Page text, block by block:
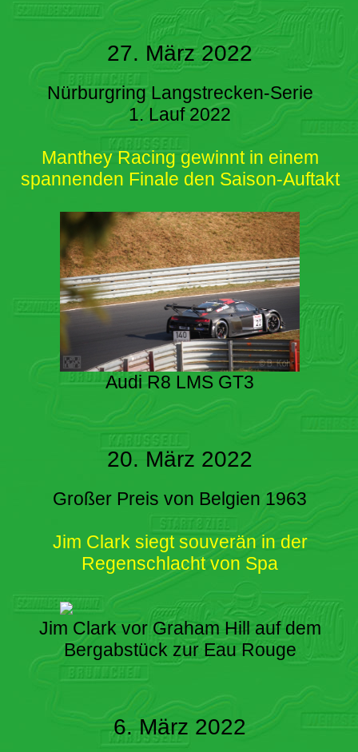
27. März 2022
Nürburgring Langstrecken-Serie
1. Lauf 2022
Manthey Racing gewinnt in einem
spannenden Finale den Saison-Auftakt
Audi R8 LMS GT3
20. März 2022
Großer Preis von Belgien 1963
Jim Clark siegt souverän in der
Regenschlacht von Spa
Jim Clark vor Graham Hill auf dem
Bergabstück zur Eau Rouge
6. März 2022